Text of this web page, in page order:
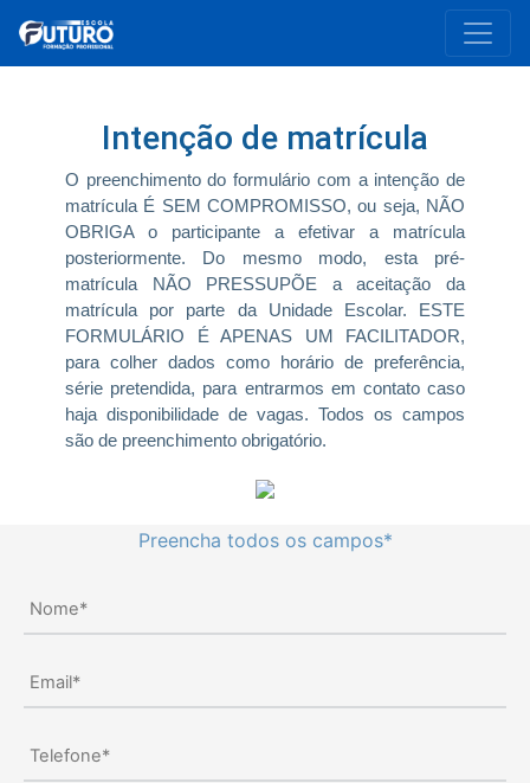
Intenção de matrícula
O preenchimento do formulário com a intenção de
matrícula É SEM COMPROMISSO, ou seja, NÃO
OBRIGA o participante a efetivar a matrícula
posteriormente. Do mesmo modo, esta pré-
matrícula NÃO PRESSUPÕE a aceitação da
matrícula por parte da Unidade Escolar. ESTE
FORMULÁRIO É APENAS UM FACILITADOR,
para colher dados como horário de preferência,
série pretendida, para entrarmos em contato caso
haja disponibilidade de vagas. Todos os campos
são de preenchimento obrigatório.
Preencha todos os campos*